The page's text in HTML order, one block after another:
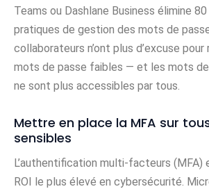
Teams ou Dashlane Business élimine
pratiques de gestion des mots de
collaborateurs n’ont plus d’excuse
mots de passe faibles — et les mots
ne sont plus accessibles par tous.
Mettre en place la MFA sur
sensibles
L’authentification multi-facteurs (MFA)
ROI le plus élevé en cybersécurité.